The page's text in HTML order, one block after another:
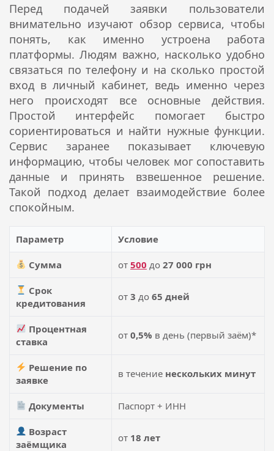
Перед подачей заявки пользователи
внимательно изучают обзор сервиса, чтобы
понять, как именно устроена работа
платформы. Людям важно, насколько удобно
связаться по телефону и на сколько простой
вход в личный кабинет, ведь именно через
него происходят все основные действия.
Простой интерфейс помогает быстро
сориентироваться и найти нужные функции.
Сервис заранее показывает ключевую
информацию, чтобы человек мог сопоставить
данные и принять взвешенное решение.
Такой подход делает взаимодействие более
спокойным.
Параметр Условие
Сумма от 500 до 27 000 грн
Срок
кредитования
от 3 до 65 дней
Процентная
ставка
от 0,5% в день (первый заём)*
Решение по
заявке
в течение нескольких минут
Документы Паспорт + ИНН
Возраст
заёмщика
от 18 лет